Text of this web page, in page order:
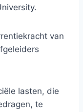
van
lasten, die
te